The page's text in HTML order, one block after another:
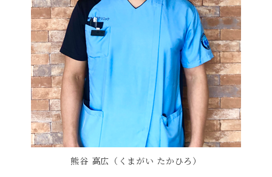
熊谷 高広（くまがい たかひろ）